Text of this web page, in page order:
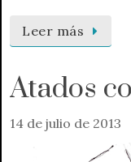
Leer más
Atados
14 de julio de 2013